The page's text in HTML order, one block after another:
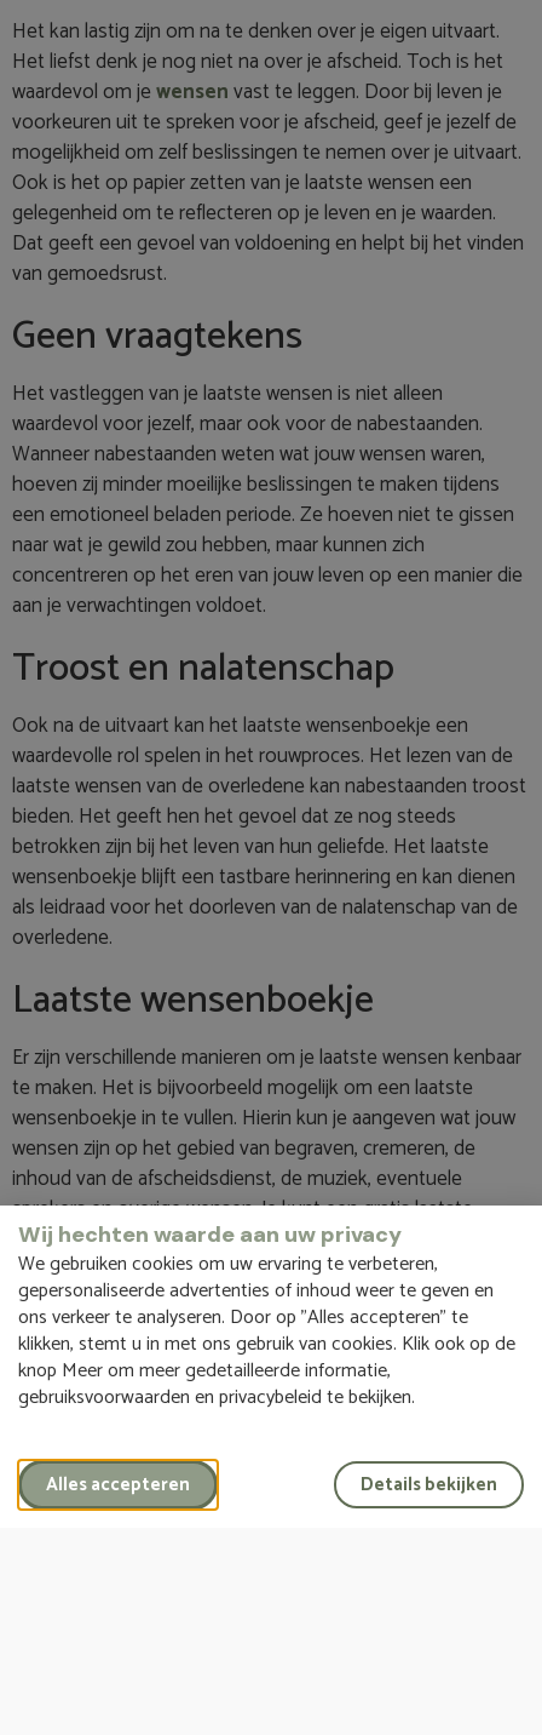
Het kan lastig zijn om na te denken over je eigen uitvaart.
Het liefst denk je nog niet na over je afscheid. Toch is het
waardevol om jewensenvast te leggen. Door bij leven je
voorkeuren uit te spreken voor je afscheid, geef je jezelf de
mogelijkheid om zelf beslissingen te nemen over je uitvaart.
Ook is het op papier zetten van je laatste wensen een
gelegenheid om te reflecteren op je leven en je waarden.
Dat geeft een gevoel van voldoening en helpt bij het vinden
van gemoedsrust.
Geen vraagtekens
Het vastleggen van je laatste wensen is niet alleen
waardevol voor jezelf, maar ook voor de nabestaanden.
Wanneer nabestaanden weten wat jouw wensen waren,
hoeven zij minder moeilijke beslissingen te maken tijdens
een emotioneel beladen periode. Ze hoeven niet te gissen
naar wat je gewild zou hebben, maar kunnen zich
concentreren op het eren van jouw leven op een manier die
aan je verwachtingen voldoet.
Troost en nalatenschap
Ook na de uitvaart kan het laatste wensenboekje een
waardevolle rol spelen in het rouwproces. Het lezen van de
laatste wensen van de overledene kan nabestaanden troost
bieden. Het geeft hen het gevoel dat ze nog steeds
betrokken zijn bij het leven van hun geliefde. Het laatste
wensenboekje blijft een tastbare herinnering en kan dienen
als leidraad voor het doorleven van de nalatenschap van de
overledene.
Laatste wensenboekje
Er zijn verschillende manieren om je laatste wensen kenbaar
te maken. Het is bijvoorbeeld mogelijk om een laatste
wensenboekje in te vullen. Hierin kun je aangeven wat jouw
wensen zijn op het gebied van begraven, cremeren, de
inhoud van de afscheidsdienst, de muziek, eventuele
sprekers en overige wensen. Je kunt een gratis laatste
wensenboekjeaanvragenop de website. Onze
uitvaartbegeleiders helpen je graag.
Director 14/05/2024
Wij hechten waarde aan uw privacy
We gebruiken cookies om uw ervaring te verbeteren,
gepersonaliseerde advertenties of inhoud weer te geven en
ons verkeer te analyseren. Door op "Alles accepteren" te
klikken, stemt u in met ons gebruik van cookies. Klik ook op de
knop Meer om meer gedetailleerde informatie,
gebruiksvoorwaarden en privacybeleid te bekijken.
Alles accepteren Details bekijken